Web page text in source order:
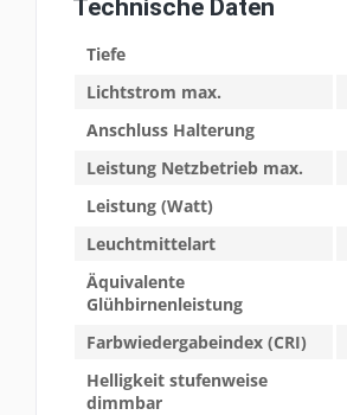
Technische Daten
Tiefe
Lichtstrom max.
Anschluss Halterung
Leistung Netzbetrieb max.
Leistung (Watt)
Leuchtmittelart
Äquivalente
Glühbirnenleistung
Farbwiedergabeindex (CRI)
Helligkeit stufenweise
dimmbar